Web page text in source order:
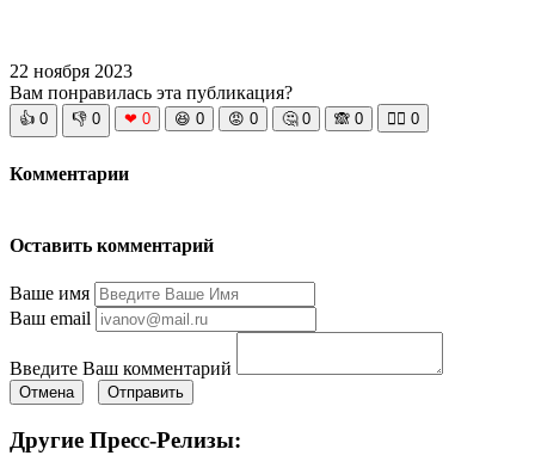
22 ноября 2023
Вам понравилась эта публикация?
👍 0 👎 0 ❤ 0 😆 0 😡 0 🤔 0 🙈 0 🧘‍♀️ 0
Комментарии
Оставить комментарий
Ваше имя
Ваш email
Введите Ваш комментарий
Отмена Отправить
Другие Пресс-Релизы: